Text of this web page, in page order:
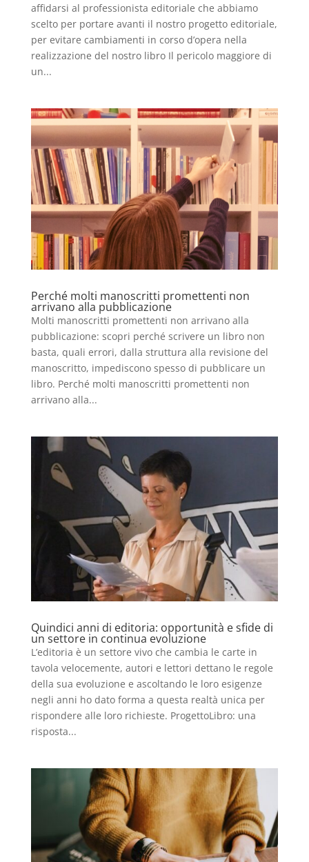
affidarsi al professionista editoriale che abbiamo
scelto per portare avanti il nostro progetto editoriale,
per evitare cambiamenti in corso d’opera nella
realizzazione del nostro libro Il pericolo maggiore di
un...
Perché molti manoscritti promettenti non
arrivano alla pubblicazione
Molti manoscritti promettenti non arrivano alla
pubblicazione: scopri perché scrivere un libro non
basta, quali errori, dalla struttura alla revisione del
manoscritto, impediscono spesso di pubblicare un
libro. Perché molti manoscritti promettenti non
arrivano alla...
Quindici anni di editoria: opportunità e sfide di
un settore in continua evoluzione
L’editoria è un settore vivo che cambia le carte in
tavola velocemente, autori e lettori dettano le regole
della sua evoluzione e ascoltando le loro esigenze
negli anni ho dato forma a questa realtà unica per
rispondere alle loro richieste. ProgettoLibro: una
risposta...